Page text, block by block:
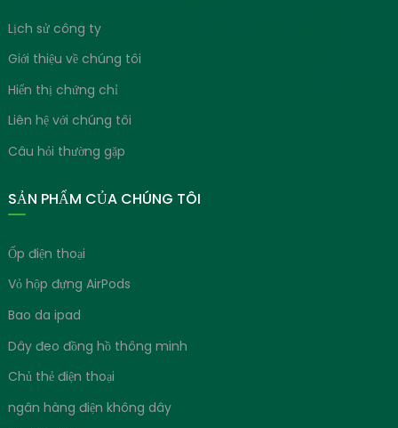
Lịch sử công ty
Giới thiệu về chúng tôi
Hiển thị chứng chỉ
Liên hệ với chúng tôi
Câu hỏi thường gặp
SẢN PHẨM CỦA CHÚNG TÔI
Ốp điện thoại
Vỏ hộp đựng AirPods
Bao da ipad
Dây đeo đồng hồ thông minh
Chủ thẻ điện thoại
ngân hàng điện không dây